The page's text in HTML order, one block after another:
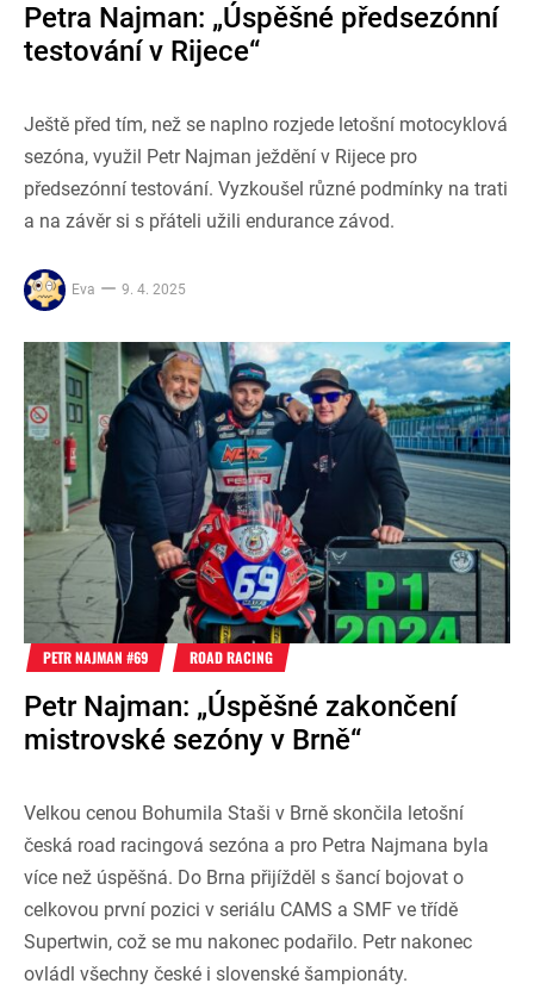
Petra Najman: „Úspěšné předsezónní
testování v Rijece“
Ještě před tím, než se naplno rozjede letošní motocyklová
sezóna, využil Petr Najman ježdění v Rijece pro
předsezónní testování. Vyzkoušel různé podmínky na trati
a na závěr si s přáteli užili endurance závod.
Eva 9. 4. 2025
PETR NAJMAN #69 ROAD RACING
Petr Najman: „Úspěšné zakončení
mistrovské sezóny v Brně“
Velkou cenou Bohumila Staši v Brně skončila letošní
česká road racingová sezóna a pro Petra Najmana byla
více než úspěšná. Do Brna přijížděl s šancí bojovat o
celkovou první pozici v seriálu CAMS a SMF ve třídě
Supertwin, což se mu nakonec podařilo. Petr nakonec
ovládl všechny české i slovenské šampionáty.